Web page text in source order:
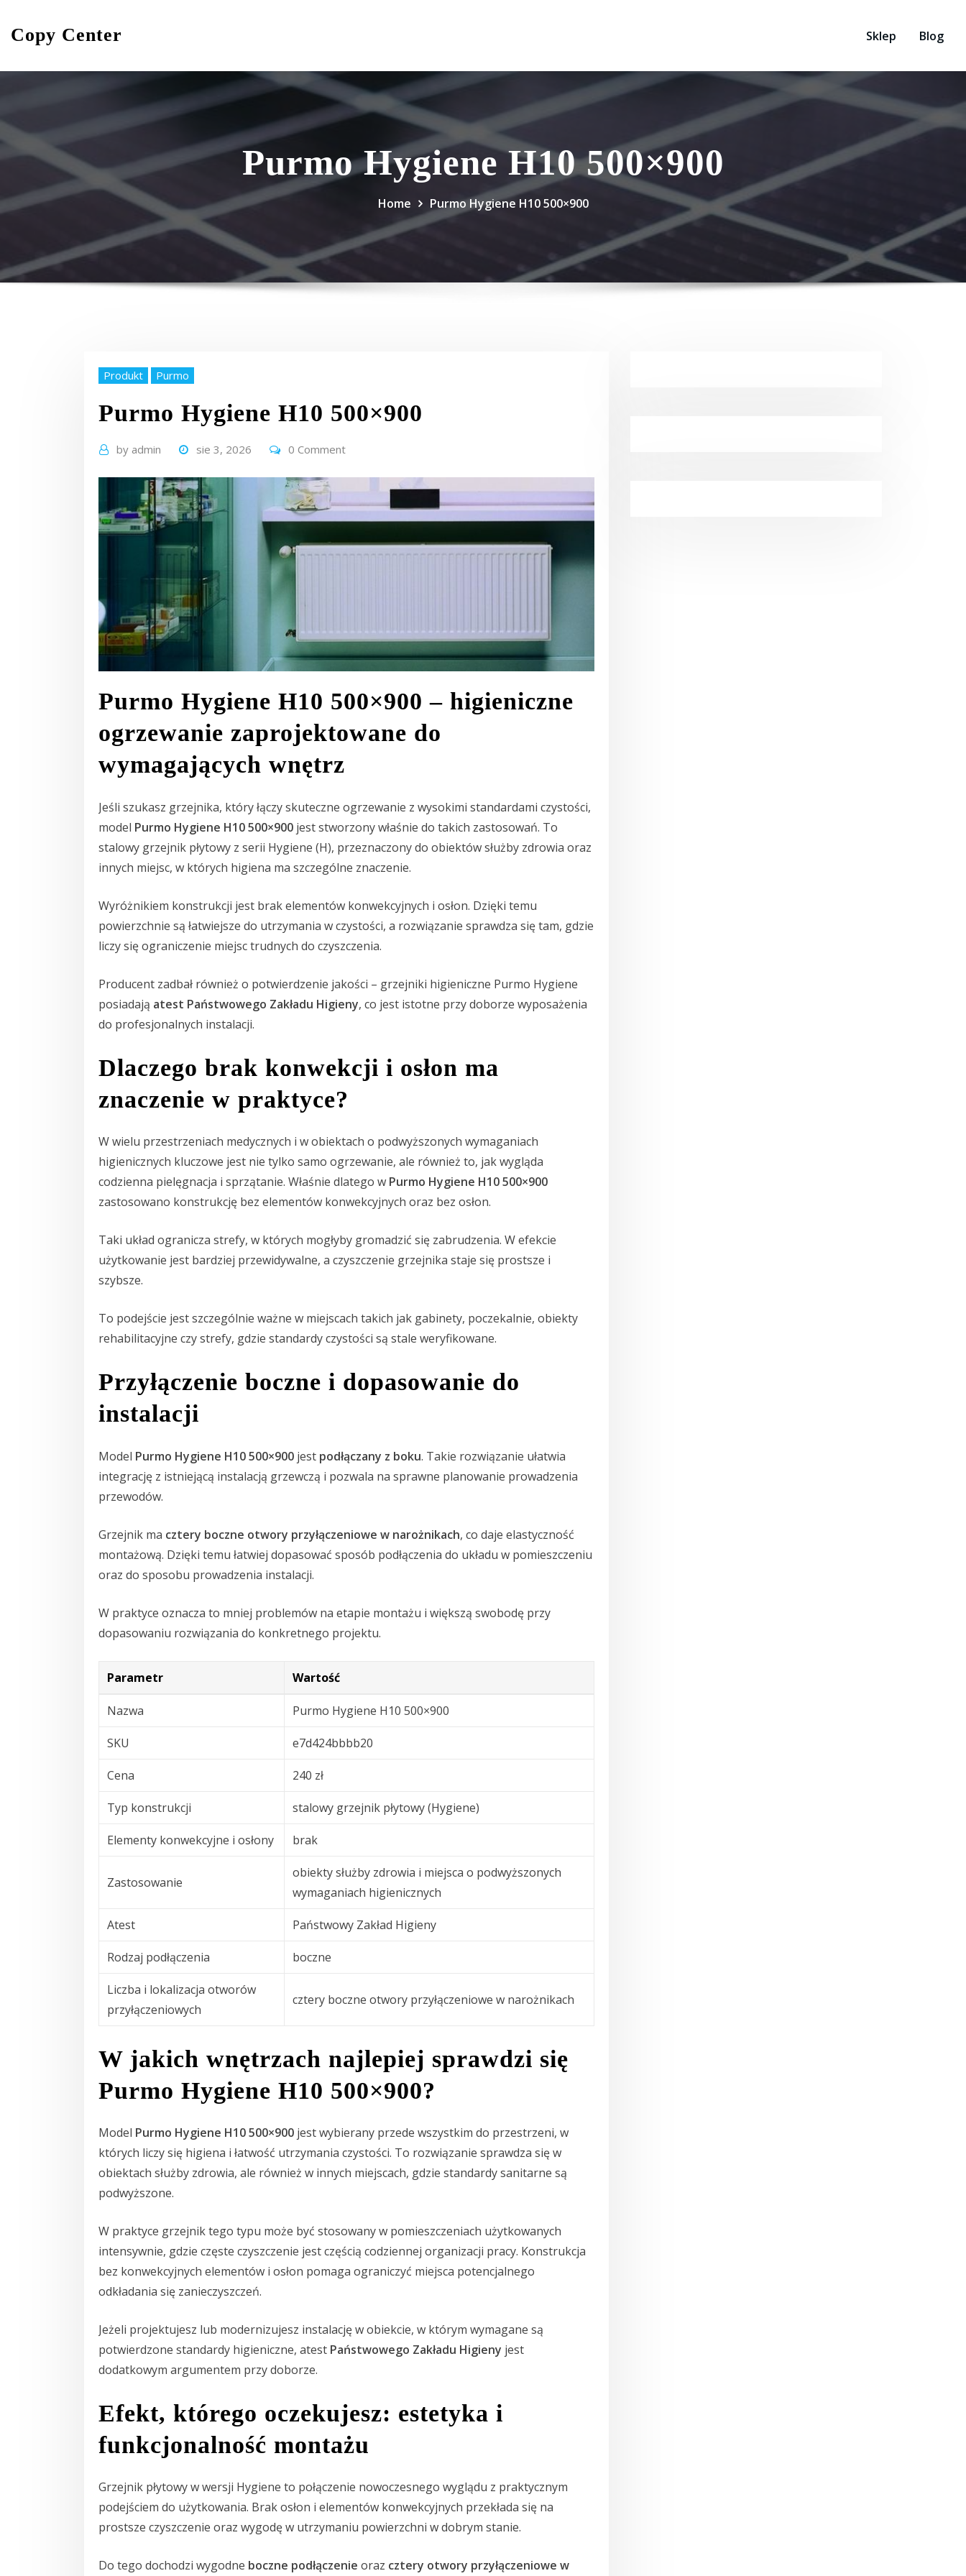
content
Copy Center Sklep Blog
Purmo Hygiene H10 500×900
Home Purmo Hygiene H10 500×900
Produkt Purmo
Purmo Hygiene H10 500×900
by admin sie 3, 2026 0 Comment
Purmo Hygiene H10 500×900 – higieniczne
ogrzewanie zaprojektowane do
wymagających wnętrz
Jeśli szukasz grzejnika, który łączy skuteczne ogrzewanie z wysokimi standardami czystości,
model Purmo Hygiene H10 500×900 jest stworzony właśnie do takich zastosowań. To
stalowy grzejnik płytowy z serii Hygiene (H), przeznaczony do obiektów służby zdrowia oraz
innych miejsc, w których higiena ma szczególne znaczenie.
Wyróżnikiem konstrukcji jest brak elementów konwekcyjnych i osłon. Dzięki temu
powierzchnie są łatwiejsze do utrzymania w czystości, a rozwiązanie sprawdza się tam, gdzie
liczy się ograniczenie miejsc trudnych do czyszczenia.
Producent zadbał również o potwierdzenie jakości – grzejniki higieniczne Purmo Hygiene
posiadają atest Państwowego Zakładu Higieny, co jest istotne przy doborze wyposażenia
do profesjonalnych instalacji.
Dlaczego brak konwekcji i osłon ma
znaczenie w praktyce?
W wielu przestrzeniach medycznych i w obiektach o podwyższonych wymaganiach
higienicznych kluczowe jest nie tylko samo ogrzewanie, ale również to, jak wygląda
codzienna pielęgnacja i sprzątanie. Właśnie dlatego w Purmo Hygiene H10 500×900
zastosowano konstrukcję bez elementów konwekcyjnych oraz bez osłon.
Taki układ ogranicza strefy, w których mogłyby gromadzić się zabrudzenia. W efekcie
użytkowanie jest bardziej przewidywalne, a czyszczenie grzejnika staje się prostsze i
szybsze.
To podejście jest szczególnie ważne w miejscach takich jak gabinety, poczekalnie, obiekty
rehabilitacyjne czy strefy, gdzie standardy czystości są stale weryfikowane.
Przyłączenie boczne i dopasowanie do
instalacji
Model Purmo Hygiene H10 500×900 jest podłączany z boku. Takie rozwiązanie ułatwia
integrację z istniejącą instalacją grzewczą i pozwala na sprawne planowanie prowadzenia
przewodów.
Grzejnik ma cztery boczne otwory przyłączeniowe w narożnikach, co daje elastyczność
montażową. Dzięki temu łatwiej dopasować sposób podłączenia do układu w pomieszczeniu
oraz do sposobu prowadzenia instalacji.
W praktyce oznacza to mniej problemów na etapie montażu i większą swobodę przy
dopasowaniu rozwiązania do konkretnego projektu.
Parametr Wartość
Nazwa Purmo Hygiene H10 500×900
SKU e7d424bbbb20
Cena 240 zł
Typ konstrukcji stalowy grzejnik płytowy (Hygiene)
Elementy konwekcyjne i osłony brak
Zastosowanie
obiekty służby zdrowia i miejsca o podwyższonych
wymaganiach higienicznych
Atest Państwowy Zakład Higieny
Rodzaj podłączenia boczne
Liczba i lokalizacja otworów
przyłączeniowych
cztery boczne otwory przyłączeniowe w narożnikach
W jakich wnętrzach najlepiej sprawdzi się
Purmo Hygiene H10 500×900?
Model Purmo Hygiene H10 500×900 jest wybierany przede wszystkim do przestrzeni, w
których liczy się higiena i łatwość utrzymania czystości. To rozwiązanie sprawdza się w
obiektach służby zdrowia, ale również w innych miejscach, gdzie standardy sanitarne są
podwyższone.
W praktyce grzejnik tego typu może być stosowany w pomieszczeniach użytkowanych
intensywnie, gdzie częste czyszczenie jest częścią codziennej organizacji pracy. Konstrukcja
bez konwekcyjnych elementów i osłon pomaga ograniczyć miejsca potencjalnego
odkładania się zanieczyszczeń.
Jeżeli projektujesz lub modernizujesz instalację w obiekcie, w którym wymagane są
potwierdzone standardy higieniczne, atest Państwowego Zakładu Higieny jest
dodatkowym argumentem przy doborze.
Efekt, którego oczekujesz: estetyka i
funkcjonalność montażu
Grzejnik płytowy w wersji Hygiene to połączenie nowoczesnego wyglądu z praktycznym
podejściem do użytkowania. Brak osłon i elementów konwekcyjnych przekłada się na
prostsze czyszczenie oraz wygodę w utrzymaniu powierzchni w dobrym stanie.
Do tego dochodzi wygodne boczne podłączenie oraz cztery otwory przyłączeniowe w